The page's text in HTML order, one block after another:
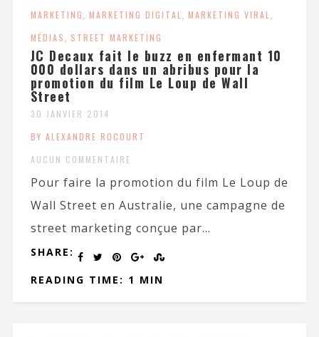
MARKETING, MARKETING DIGITAL , MARKETING VIRAL ,
MÉDIAS, STREET MARKETING
JC Decaux fait le buzz en enfermant 10
000 dollars dans un abribus pour la
promotion du film Le Loup de Wall
Street
30 JANVIER 2014
BY ALEXANDRE ROCOURT
AUCUN COMMENTAIRE
Pour faire la promotion du film Le Loup de
Wall Street en Australie, une campagne de
street marketing conçue par...
SHARE:
READING TIME: 1 MIN